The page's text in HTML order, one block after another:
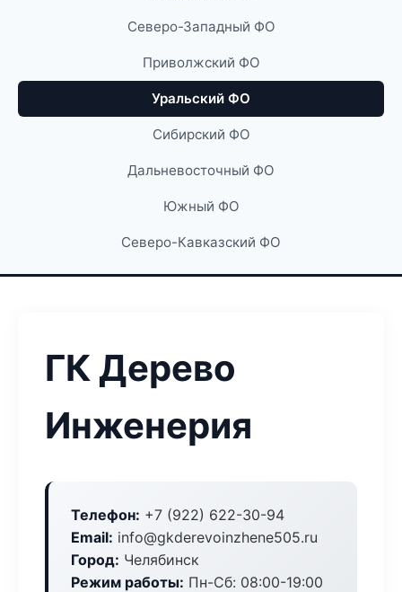
Северо-Западный ФО
Приволжский ФО
Уральский ФО
Сибирский ФО
Дальневосточный ФО
Южный ФО
Северо-Кавказский ФО
ГК Дерево
Инженерия
Телефон: +7 (922) 622-30-94
Email: info@gkderevoinzhene505.ru
Город: Челябинск
Режим работы: Пн-Сб: 08:00-19:00